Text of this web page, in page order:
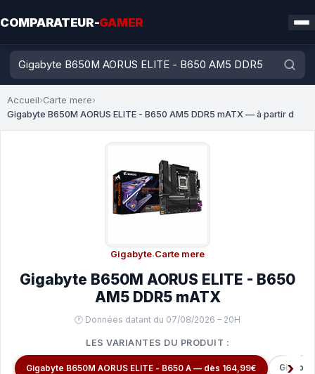
COMPARATEUR-GAMER
Accueil›Carte mere›
Gigabyte B650M AORUS ELITE - B650 AM5 DDR5 mATX — à partir d
Gigabyte·Carte mere
Gigabyte B650M AORUS ELITE - B650
AM5 DDR5 mATX
🕐 Données datant du 07/08/2026 – 20H
LES VARIANTES DU PRODUIT :
Gigabyte B650M AORUS ELITE - B650 A — dès 164,99€